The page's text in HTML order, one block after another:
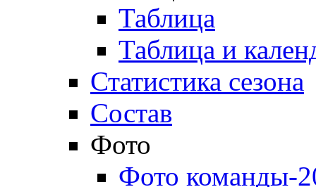
Таблица
Таблица и
Статистика сезона
Состав
Фото
Фото команды-